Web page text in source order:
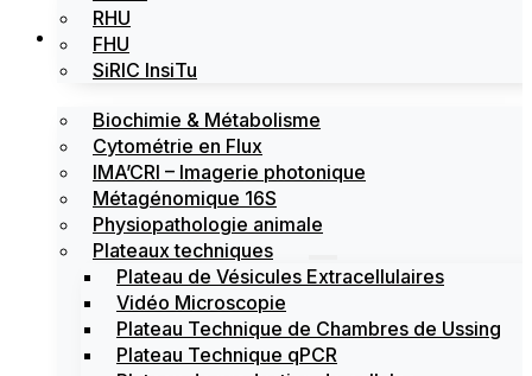
RHU
FHU
SiRIC InsiTu
Les plateformes
Biochimie & Métabolisme
Cytométrie en Flux
IMA’CRI – Imagerie photonique
Métagénomique 16S
Physiopathologie animale
Plateaux techniques
Plateau de Vésicules Extracellulaires
Vidéo Microscopie
Plateau Technique de Chambres de Ussing
Plateau Technique qPCR